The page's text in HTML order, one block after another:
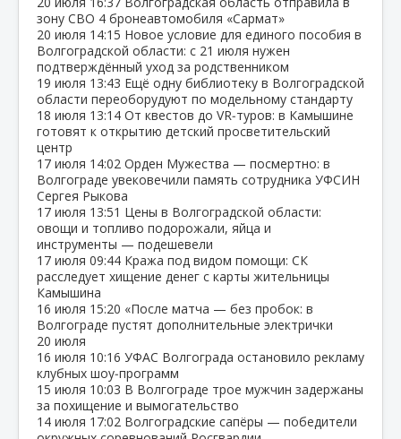
зону СВО 4 бронеавтомобиля «Сармат»
20 июля 14:15 Новое условие для единого пособия в
Волгоградской области: с 21 июля нужен
подтверждённый уход за родственником
19 июля 13:43 Ещё одну библиотеку в Волгоградской
области переоборудуют по модельному стандарту
18 июля 13:14 От квестов до VR‑туров: в Камышине
готовят к открытию детский просветительский
центр
17 июля 14:02 Орден Мужества — посмертно: в
Волгограде увековечили память сотрудника УФСИН
Сергея Рыкова
17 июля 13:51 Цены в Волгоградской области:
овощи и топливо подорожали, яйца и
инструменты — подешевели
17 июля 09:44 Кража под видом помощи: СК
расследует хищение денег с карты жительницы
Камышина
16 июля 15:20 «После матча — без пробок: в
Волгограде пустят дополнительные электрички
20 июля
16 июля 10:16 УФАС Волгограда остановило рекламу
клубных шоу‑программ
15 июля 10:03 В Волгограде трое мужчин задержаны
за похищение и вымогательство
14 июля 17:02 Волгоградские сапёры — победители